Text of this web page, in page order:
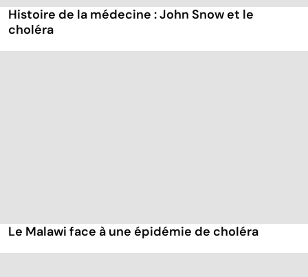
Histoire de la médecine : John Snow et le
choléra
Le Malawi face à une épidémie de choléra